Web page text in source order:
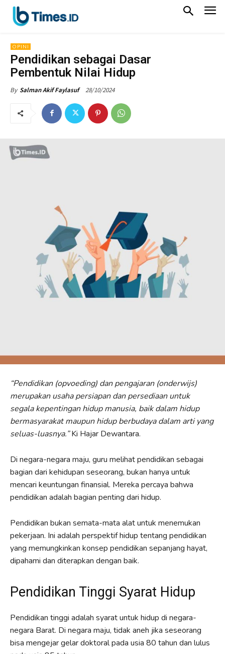
OPINI
Pendidikan sebagai Dasar
Pembentuk Nilai Hidup
By Salman Akif Faylasuf 28/10/2024
“Pendidikan (opvoeding) dan pengajaran (onderwijs)
merupakan usaha persiapan dan persediaan untuk
segala kepentingan hidup manusia, baik dalam hidup
bermasyarakat maupun hidup berbudaya dalam arti yang
seluas-luasnya.”Ki Hajar Dewantara.
Di negara-negara maju, guru melihat pendidikan sebagai
bagian dari kehidupan seseorang, bukan hanya untuk
mencari keuntungan finansial. Mereka percaya bahwa
pendidikan adalah bagian penting dari hidup.
Pendidikan bukan semata-mata alat untuk menemukan
pekerjaan. Ini adalah perspektif hidup tentang pendidikan
yang memungkinkan konsep pendidikan sepanjang hayat,
dipahami dan diterapkan dengan baik.
Pendidikan Tinggi Syarat Hidup
Pendidikan tinggi adalah syarat untuk hidup di negara-
negara Barat. Di negara maju, tidak aneh jika seseorang
bisa mengejar gelar doktoral pada usia 80 tahun dan lulus